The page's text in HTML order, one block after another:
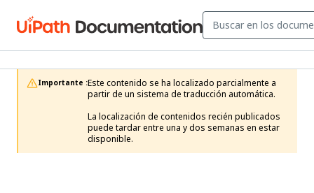
Importante :Este contenido se ha localizado parcialmente a
partir de un sistema de traducción automática.
La localización de contenidos recién publicados
puede tardar entre una y dos semanas en estar
disponible.